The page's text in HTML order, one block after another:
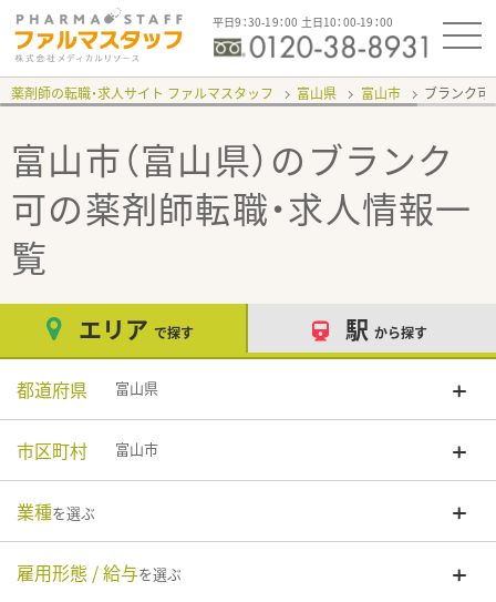
平日9：30-19：00 土日10：00-19：00
薬剤師の転職・求人サイト ファルマスタッフ 富山県 富山市 ブランク可
富山市（富山県）のブランク
可の薬剤師転職・求人情報一
覧
エリア で探す 駅 から探す
都道府県 富山県
市区町村 富山市
業種を選ぶ
雇用形態 / 給与を選ぶ